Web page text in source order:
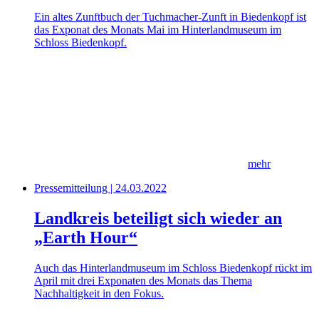
Ein altes Zunftbuch der Tuchmacher-Zunft in Biedenkopf ist
das Exponat des Monats Mai im Hinterlandmuseum im
Schloss Biedenkopf.
mehr
Pressemitteilung | 24.03.2022
Landkreis beteiligt sich wieder an
„Earth Hour“
Auch das Hinterlandmuseum im Schloss Biedenkopf rückt im
April mit drei Exponaten des Monats das Thema
Nachhaltigkeit in den Fokus.